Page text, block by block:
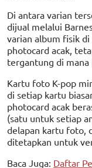
Di antara varian
dijual melalui
varian album fisik
photocard acak,
tergantung di
Kartu foto K-pop
di setiap kartu
photocard acak
(satu untuk setiap
delapan kartu foto,
ditetapkan untuk
Baca Juga: Daftar